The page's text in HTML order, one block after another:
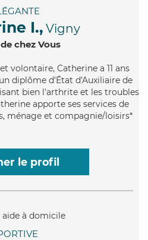
I., Vigny
chez Vous
volontaire, Catherine a 11 ans
diplôme d'État d'Auxiliaire de
bien l'arthrite et les troubles
apporte ses services de
ménage et compagnie/loisirs*
le profil